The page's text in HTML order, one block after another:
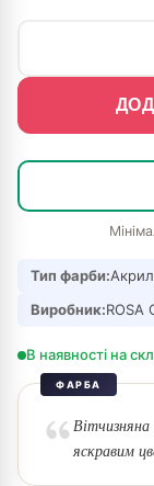
Тип фарби:
Виробник:ROSA
В наявності на
ФАРБА
яскравим